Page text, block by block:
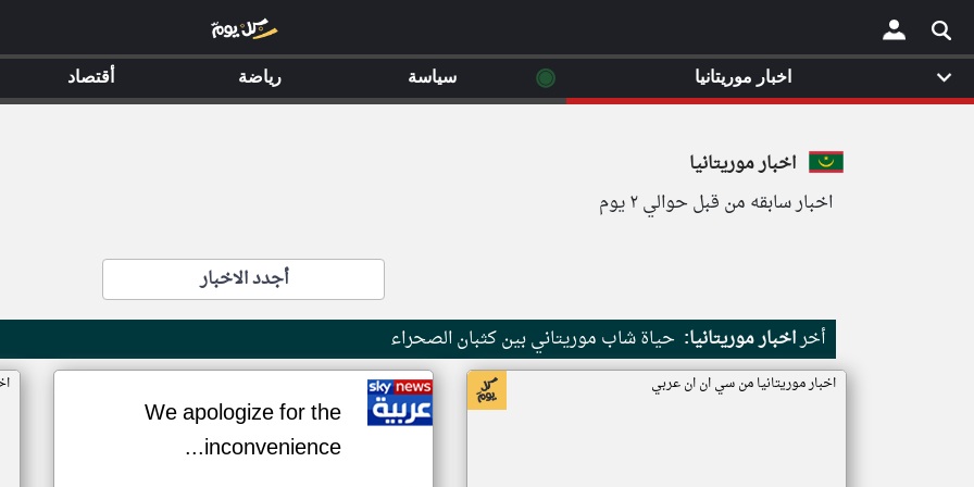
×
اخبار موريتانيا
اخبار سابقه من قبل حوالي ٢ يوم
أجدد الاخبار
أخراخبار موريتانيا: حياة شاب موريتاني بين كثبان الصحراء
اخبار موريتانيا من سي ان ان عربي
We apologize for the
inconvenience...
اخبار موريتانيا ◉ سياسة رياضة أقتصاد